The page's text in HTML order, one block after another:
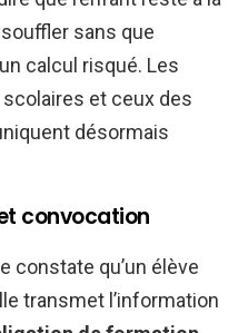
sans que
calcul risqué. Les
et ceux des
désormais
convocation
constate qu’un élève
transmet l’information